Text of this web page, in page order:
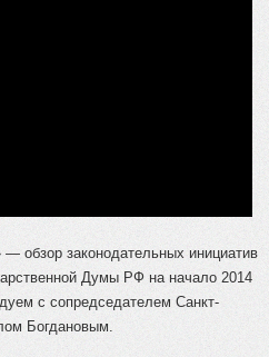
обзор законодательных инициатив
Думы РФ на начало 2014
с сопредседателем Санкт-
Богдановым.